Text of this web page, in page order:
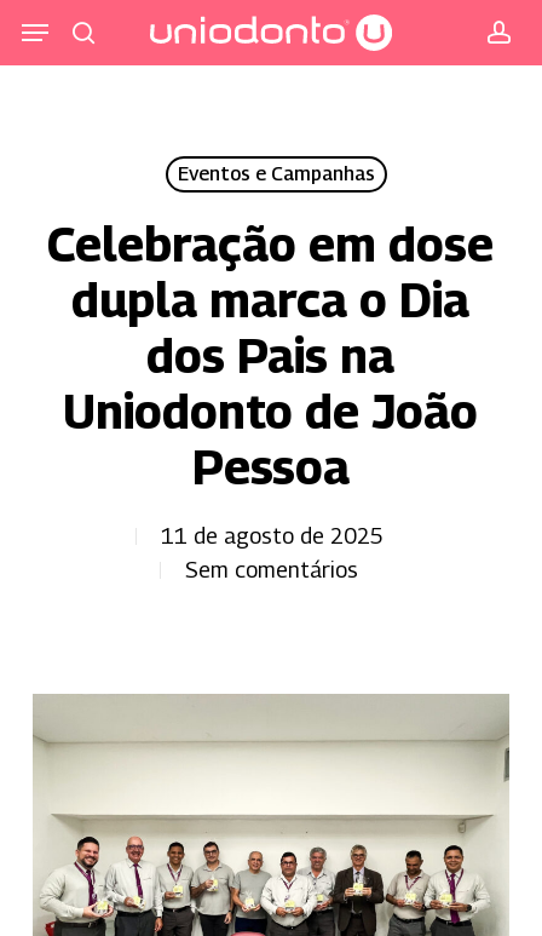
para
Menu
Eventos e Campanhas
Celebração em dose
dupla marca o Dia
dos Pais na
Uniodonto de João
Pessoa
11 de agosto de 2025
Sem comentários